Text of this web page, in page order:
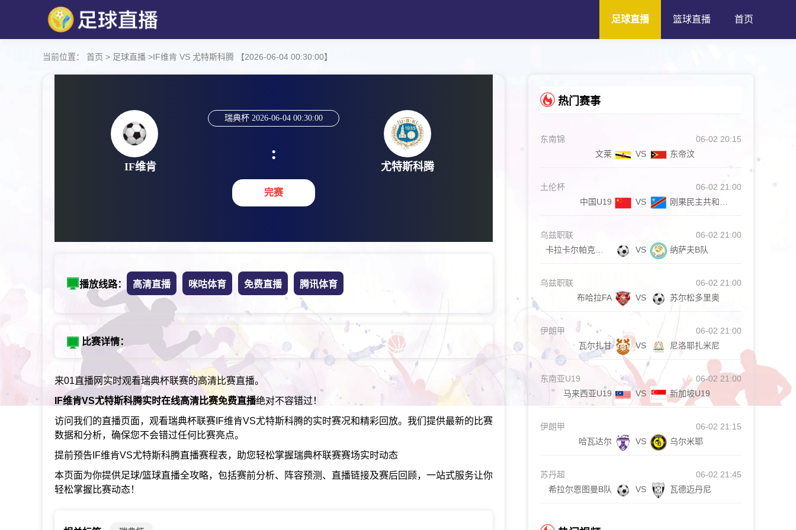
首页
篮球直播
足球直播
当前位置： 首页 > 足球直播 >IF维肯 VS 尤特斯科腾 【2026-06-04 00:30:00】
IF维肯
瑞典杯 2026-06-04 00:30:00
:
完赛
尤特斯科腾
播放线路： 高清直播 咪咕体育 免费直播 腾讯体育
比赛详情：
来01直播网实时观看瑞典杯联赛的高清比赛直播。
IF维肯VS尤特斯科腾实时在线高清比赛免费直播绝对不容错过！
访问我们的直播页面，观看瑞典杯联赛IF维肯VS尤特斯科腾的实时赛况和精彩回放。我们提供最新的比赛
数据和分析，确保您不会错过任何比赛亮点。
提前预告IF维肯VS尤特斯科腾直播赛程表，助您轻松掌握瑞典杯联赛赛场实时动态
本页面为你提供足球/篮球直播全攻略，包括赛前分析、阵容预测、直播链接及赛后回顾，一站式服务让你
轻松掌握比赛动态！
热门赛事
东南锦
06-02 20:15
文莱
VS 东帝汶
土伦杯
06-02 21:00
中国U19
VS
乌兹职联
06-02 21:00
VS 纳萨夫B队
乌兹职联
06-02 21:00
布哈拉FA
VS 苏尔松多里奥
伊朗甲
06-02 21:00
瓦尔扎甘
VS 尼洛耶扎米尼
东南亚U19
06-02 21:00
马来西亚U19
VS 新加坡U19
伊朗甲
06-02 21:15
哈瓦达尔
VS 乌尔米耶
苏丹超
06-02 21:45
希拉尔恩图曼B队
VS 瓦德迈丹尼